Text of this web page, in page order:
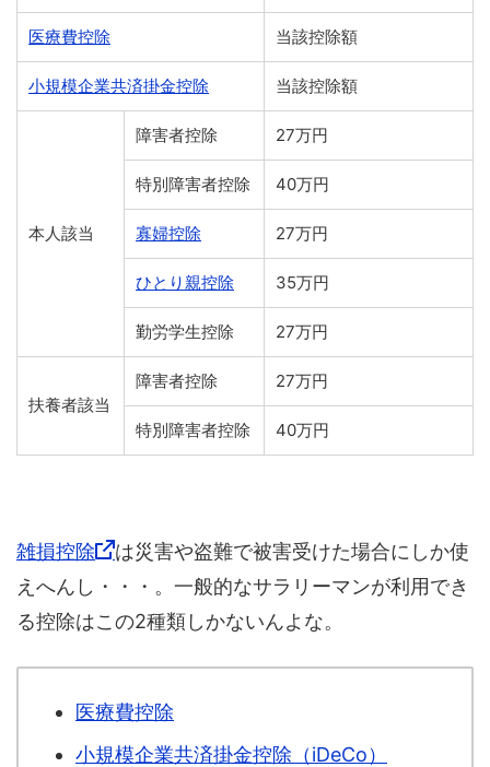
医療費控除 当該控除額
小規模企業共済掛金控除 当該控除額
本人該当
障害者控除 27万円
特別障害者控除 40万円
寡婦控除 27万円
ひとり親控除 35万円
勤労学生控除 27万円
扶養者該当
障害者控除 27万円
特別障害者控除 40万円
雑損控除
は災害や盗難で被害受けた場合にしか使
えへんし・・・。一般的なサラリーマンが利用でき
る控除はこの2種類しかないんよな。
医療費控除
小規模企業共済掛金控除（iDeCo）